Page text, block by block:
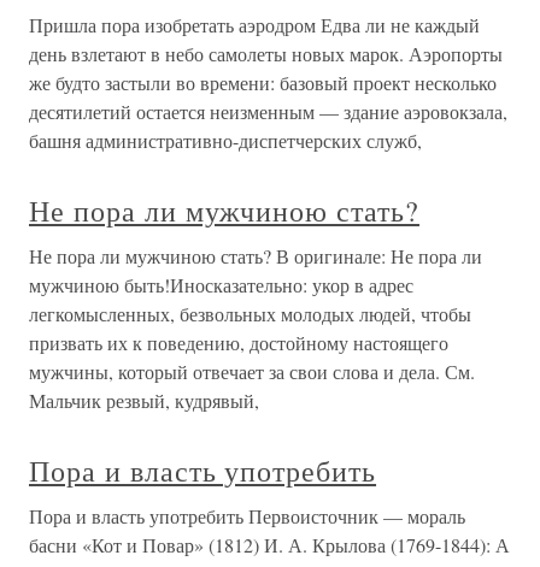
Пришла пора изобретать аэродром Едва ли не каждый
день взлетают в небо самолеты новых марок. Аэропорты
же будто застыли во времени: базовый проект несколько
десятилетий остается неизменным — здание аэровокзала,
башня административно-диспетчерских служб,
Не пора ли мужчиною стать?
Не пора ли мужчиною стать? В оригинале: Не пора ли
мужчиною быть!Иносказательно: укор в адрес
легкомысленных, безвольных молодых людей, чтобы
призвать их к поведению, достойному настоящего
мужчины, который отвечает за свои слова и дела. См.
Мальчик резвый, кудрявый,
Пора и власть употребить
Пора и власть употребить Первоисточник — мораль
басни «Кот и Повар» (1812) И. А. Крылова (1769-1844): А